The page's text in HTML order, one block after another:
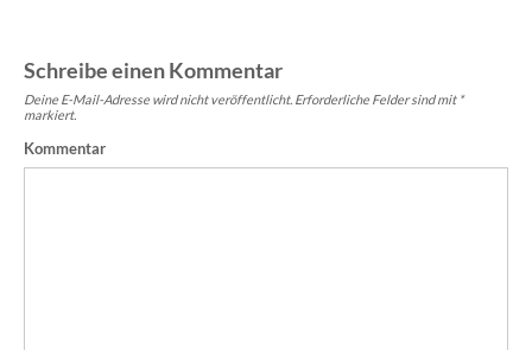
Schreibe einen Kommentar
Deine E-Mail-Adresse wird nicht veröffentlicht. Erforderliche Felder sind mit *
markiert.
Kommentar